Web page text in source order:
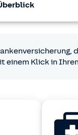
einem Klick in